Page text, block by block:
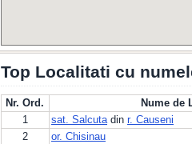
Top Localitati cu
Nr. Ord.
Nume de
1
sat. Salcutadin r. Causeni
2
or. Chisinau